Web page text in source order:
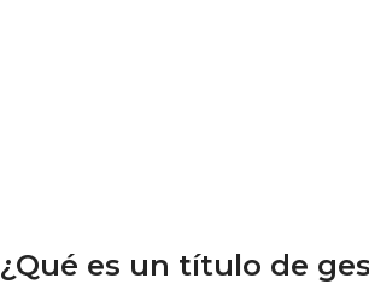
¿Qué es un título de